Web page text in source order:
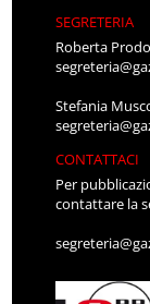
SEGRETERIA
Roberta
Stefania
CONTATTACI
Per
contattare la